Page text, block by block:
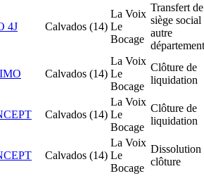
4J Calvados (14)
La Voix
Le
Bocage
Transfert de
siège social
autre
département
Calvados (14)
La Voix
Le
Bocage
Clôture de
liquidation
Calvados (14)
La Voix
Le
Bocage
Clôture de
liquidation
Calvados (14)
La Voix
Le
Bocage
Dissolution
clôture